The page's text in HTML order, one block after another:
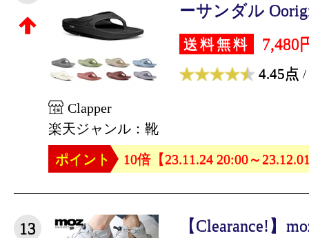
ーサンダル
送料無料 7,480
4.45点 /
Clapper
楽天ジャンル：靴
ポイント
10倍【23.11.24 20:00～
13
【Clearance!】